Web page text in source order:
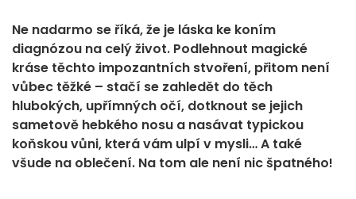
Ne nadarmo se říká, že je láska ke koním
diagnózou na celý život. Podlehnout magické
kráse těchto impozantních stvoření, přitom není
vůbec těžké – stačí se zahledět do těch
hlubokých, upřímných očí, dotknout se jejich
sametově hebkého nosu a nasávat typickou
koňskou vůni, která vám ulpí v mysli… A také
všude na oblečení. Na tom ale není nic špatného!